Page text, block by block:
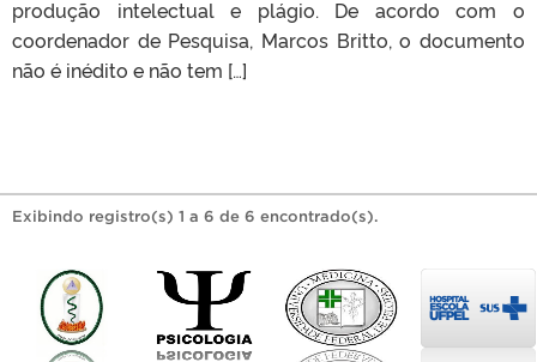
produção intelectual e plágio. De acordo com o
coordenador de Pesquisa, Marcos Britto, o documento
não é inédito e não tem […]
Exibindo registro(s) 1 a 6 de 6 encontrado(s).